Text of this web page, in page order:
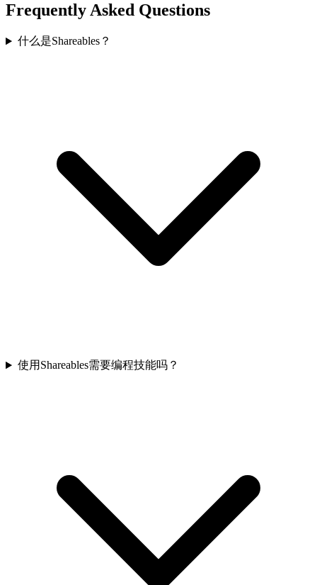
Frequently Asked Questions
什么是Shareables？
使用Shareables需要编程技能吗？